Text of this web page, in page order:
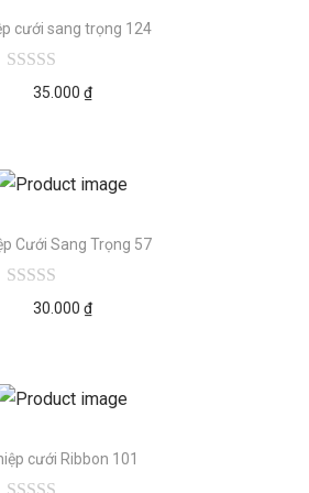
cưới sang trọng 124
35.000 ₫
Cưới Sang Trọng 57
30.000 ₫
cưới Ribbon 101